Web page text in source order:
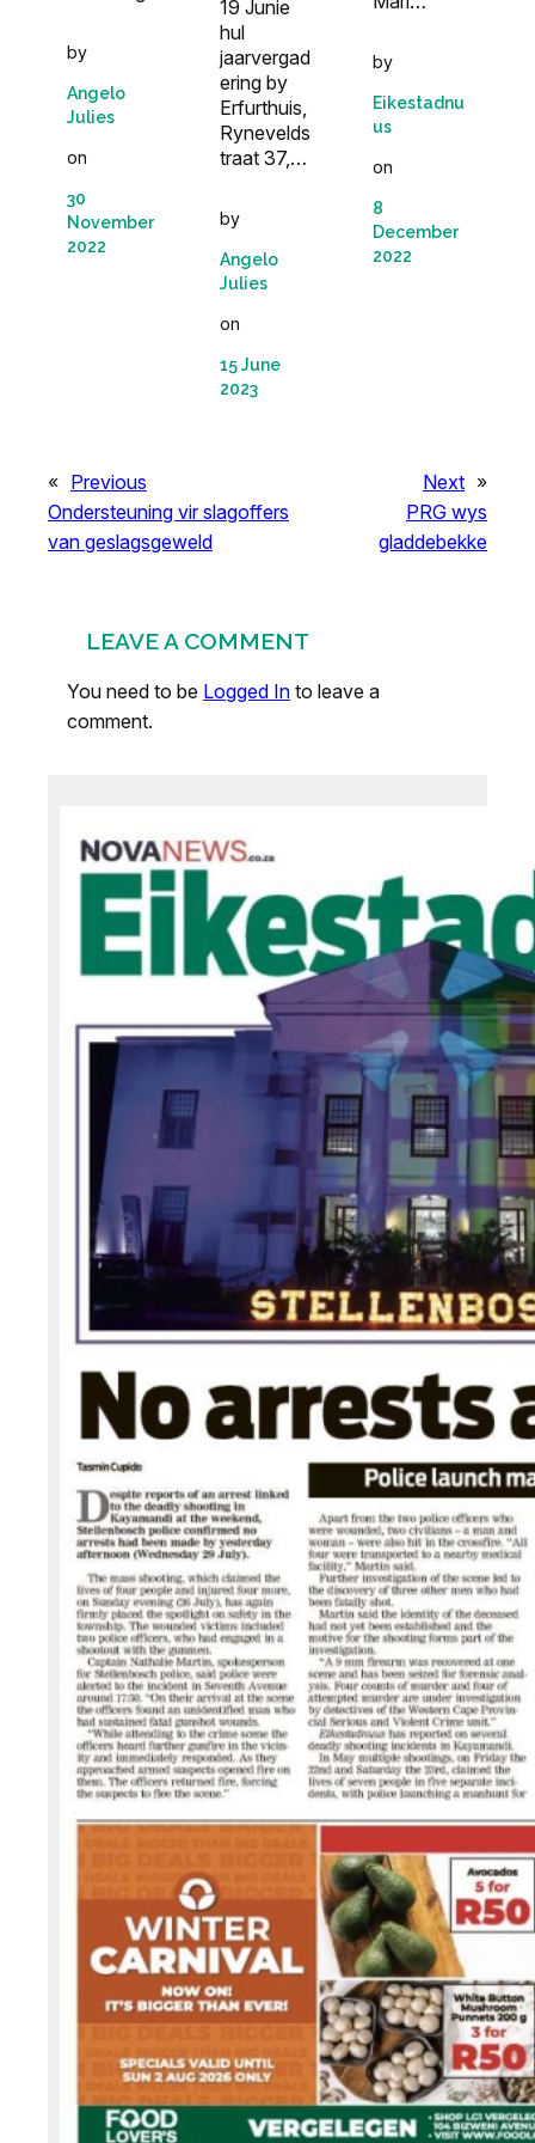
by
Angelo
Julies
on
30
November
2022
19 Junie
hul
jaarvergad
ering by
Erfurthuis,
Rynevelds
traat 37,…
by
Angelo
Julies
on
15 June
2023
by
Eikestadnu
us
on
8
December
2022
« Previous
Ondersteuning vir slagoffers
van geslagsgeweld
Next »
PRG wys
gladdebekke
LEAVE A COMMENT
You need to be Logged In to leave a
comment.